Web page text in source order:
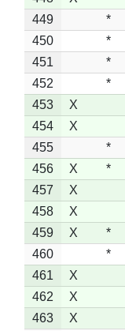
449
*
450
*
451
*
452
*
453
X
454
X
455
*
456
X *
457
X
458
X
459
X *
460
*
461
X
462
X
463
X